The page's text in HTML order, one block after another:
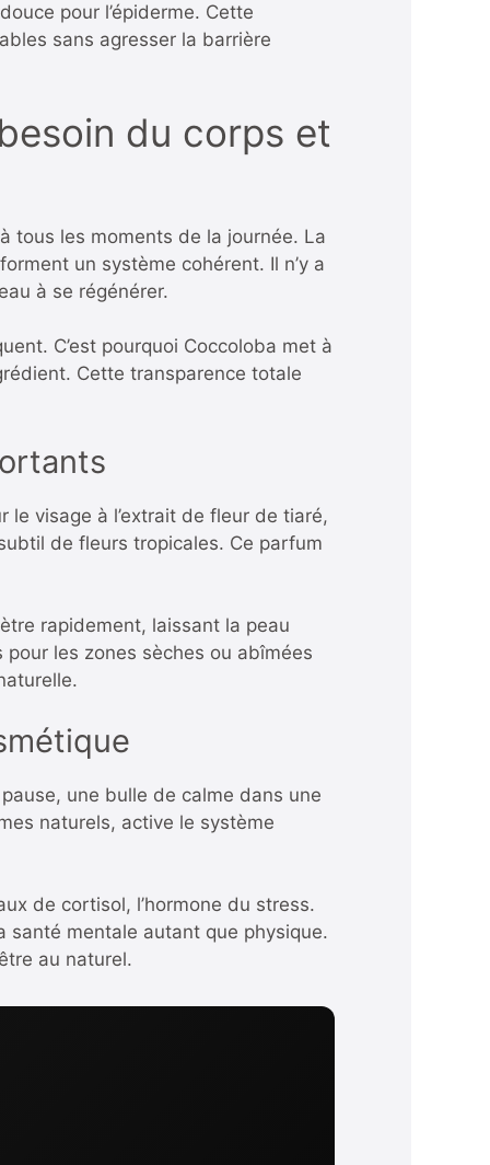
pour l’épiderme. Cette
sans agresser la barrière
du corps et
tous les moments de la journée. La
un système cohérent. Il n’y a
à se régénérer.
C’est pourquoi Coccoloba met à
Cette transparence totale
visage à l’extrait de fleur de tiaré,
de fleurs tropicales. Ce parfum
rapidement, laissant la peau
les zones sèches ou abîmées
une bulle de calme dans une
naturels, active le système
de cortisol, l’hormone du stress.
mentale autant que physique.
au naturel.